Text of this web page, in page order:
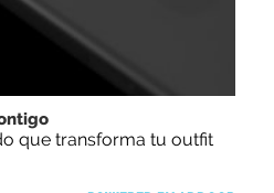
que transforma tu outfit